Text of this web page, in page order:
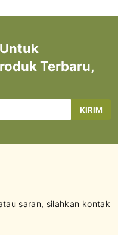
Terbaru,
KIRIM
saran, silahkan kontak